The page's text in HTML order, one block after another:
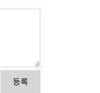
등록